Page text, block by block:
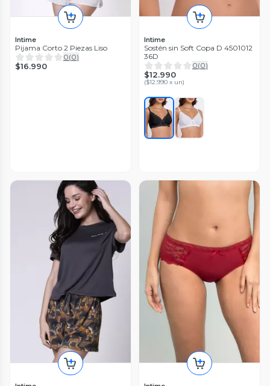
Intime
Pijama Corto 2 Piezas Liso
0(0)
$16.990
Intime
Sostén sin Soft Copa D 4501012
36D
0(0)
$12.990
($12.990 x un)